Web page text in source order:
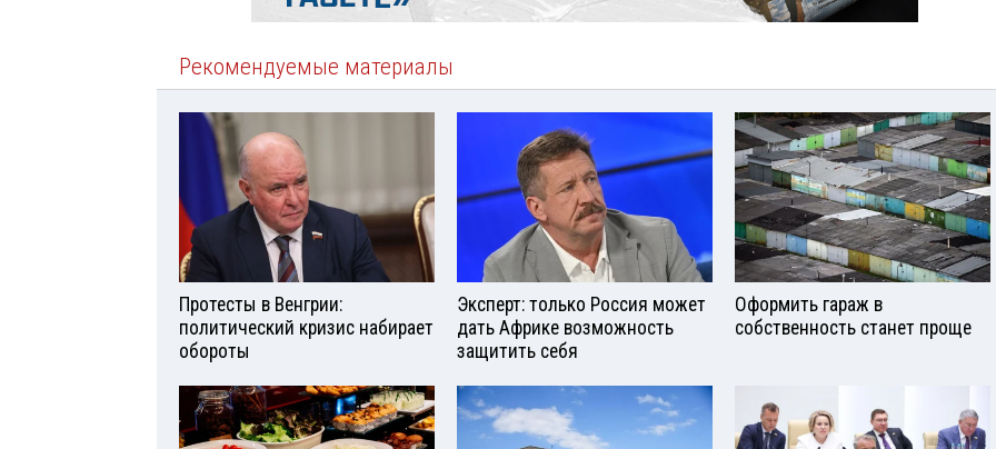
Рекомендуемые материалы
Протесты в Венгрии:
политический кризис набирает
обороты
Эксперт: только Россия может
дать Африке возможность
защитить себя
Оформить гараж в
собственность станет проще